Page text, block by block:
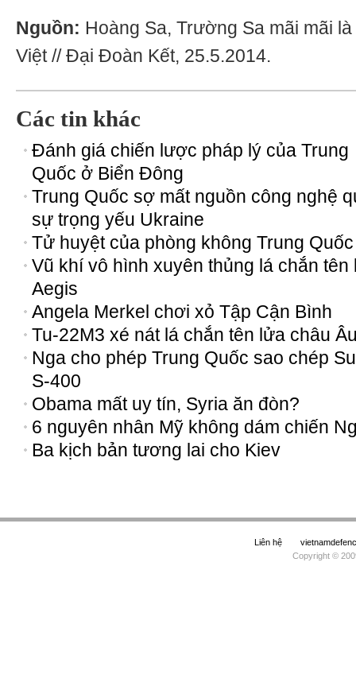
Nguồn: Hoàng Sa, Trường Sa mãi mãi
Việt // Đại Đoàn Kết, 25.5.2014.
Các tin khác
Đánh giá chiến lược pháp lý của Trung
Quốc ở Biển Đông
Trung Quốc sợ mất nguồn công nghệ
sự trọng yếu Ukraine
Tử huyệt của phòng không Trung Quốc
Vũ khí vô hình xuyên thủng lá chắn tên
Aegis
Angela Merkel chơi xỏ Tập Cận Bình
Tu-22M3 xé nát lá chắn tên lửa châu
Nga cho phép Trung Quốc sao chép
S-400
Obama mất uy tín, Syria ăn đòn?
6 nguyên nhân Mỹ không dám chiến
Ba kịch bản tương lai cho Kiev
Liên hệ
Copyright ©